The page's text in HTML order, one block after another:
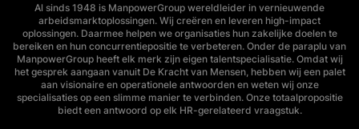
Al sinds 1948 is ManpowerGroup wereldleider in vernieuwende
arbeidsmarktoplossingen. Wij creëren en leveren high-impact
oplossingen. Daarmee helpen we organisaties hun zakelijke doelen te
bereiken en hun concurrentiepositie te verbeteren. Onder de paraplu van
ManpowerGroup heeft elk merk zijn eigen talentspecialisatie. Omdat wij
het gesprek aangaan vanuit De Kracht van Mensen, hebben wij een palet
aan visionaire en operationele antwoorden en weten wij onze
specialisaties op een slimme manier te verbinden. Onze totaalpropositie
biedt een antwoord op elk HR-gerelateerd vraagstuk.